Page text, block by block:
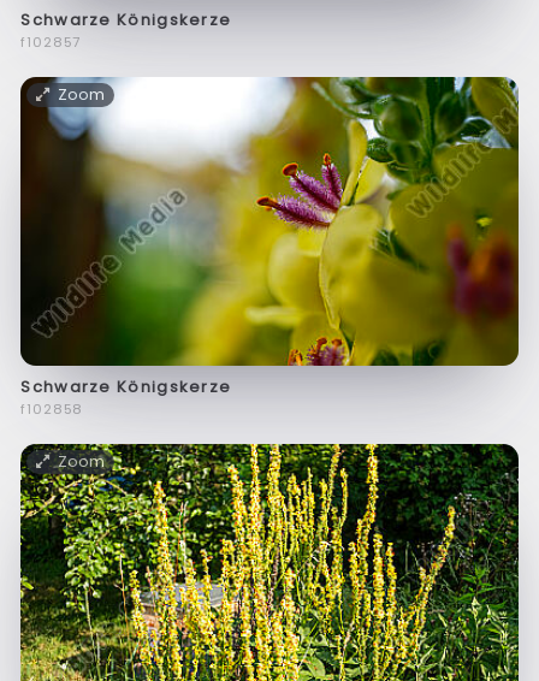
Schwarze Königskerze
f102857
Zoom
Schwarze Königskerze
f102858
Zoom